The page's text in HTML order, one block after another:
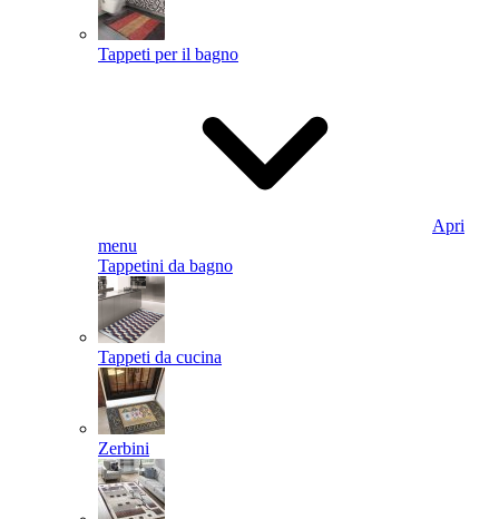
Tappeti per il bagno
Apri
menu
Tappetini da bagno
Tappeti da cucina
Zerbini